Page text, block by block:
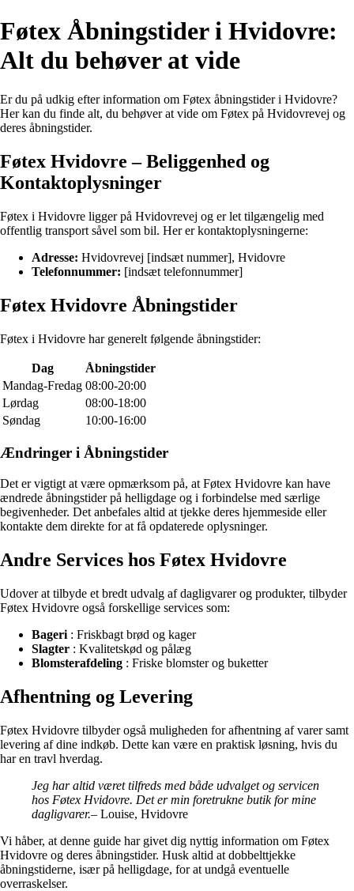
Føtex Åbningstider i Hvidovre:
Alt du behøver at vide
Er du på udkig efter information om Føtex åbningstider i Hvidovre?
Her kan du finde alt, du behøver at vide om Føtex på Hvidovrevej og
deres åbningstider.
Føtex Hvidovre – Beliggenhed og
Kontaktoplysninger
Føtex i Hvidovre ligger på Hvidovrevej og er let tilgængelig med
offentlig transport såvel som bil. Her er kontaktoplysningerne:
Adresse: Hvidovrevej [indsæt nummer], Hvidovre
Telefonnummer: [indsæt telefonnummer]
Føtex Hvidovre Åbningstider
Føtex i Hvidovre har generelt følgende åbningstider:
Dag
Åbningstider
Mandag-Fredag 08:00-20:00
Lørdag
08:00-18:00
Søndag
10:00-16:00
Ændringer i Åbningstider
Det er vigtigt at være opmærksom på, at Føtex Hvidovre kan have
ændrede åbningstider på helligdage og i forbindelse med særlige
begivenheder. Det anbefales altid at tjekke deres hjemmeside eller
kontakte dem direkte for at få opdaterede oplysninger.
Andre Services hos Føtex Hvidovre
Udover at tilbyde et bredt udvalg af dagligvarer og produkter, tilbyder
Føtex Hvidovre også forskellige services som:
Bageri : Friskbagt brød og kager
Slagter : Kvalitetskød og pålæg
Blomsterafdeling : Friske blomster og buketter
Afhentning og Levering
Føtex Hvidovre tilbyder også muligheden for afhentning af varer samt
levering af dine indkøb. Dette kan være en praktisk løsning, hvis du
har en travl hverdag.
Jeg har altid været tilfreds med både udvalget og servicen
hos Føtex Hvidovre. Det er min foretrukne butik for mine
dagligvarer.– Louise, Hvidovre
Vi håber, at denne guide har givet dig nyttig information om Føtex
Hvidovre og deres åbningstider. Husk altid at dobbelttjekke
åbningstiderne, især på helligdage, for at undgå eventuelle
overraskelser.